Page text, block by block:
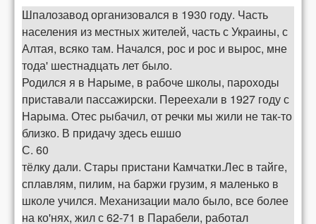
Шпалозавод организовался в 1930 году. Часть
населения из местных жителей, часть с Украины, с
Алтая, всяко там. Начался, рос и рос и вырос, мне
тода' шестнадцать лет было.
Родился я в Нарыме, в рабоче школы, пароходы
приставали пассажирски. Переехали в 1927 году с
Нарыма. Отес рыбачил, от речки мы жили не так-то
близко. В придачу здесь ешшо
С. 60
тёлку дали. Стары пристани Камчатки.Лес в тайге,
сплавлям, пилим, на баржи грузим, я маленько в
школе учился. Механизации мало было, все более
на ко'нях, жил с 62-71 в Парабели, работал